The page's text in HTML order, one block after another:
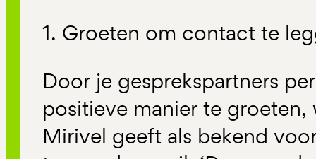
1. Groeten om contact te
Door je gesprekspartners
positieve manier te groeten,
Mirivel geeft als bekend